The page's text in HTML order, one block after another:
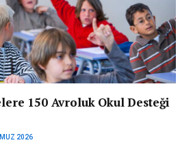
150 Avroluk Okul Desteği
2026